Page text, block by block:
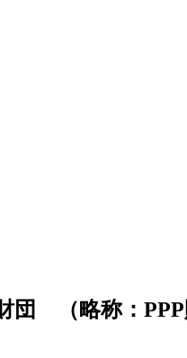
団 （略称：PPP